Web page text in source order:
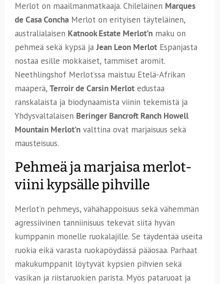
Merlot on maailmanmatkaaja. Chileläinen Marques
de Casa Concha Merlot on erityisen täyteläinen,
australialaisen Katnook Estate Merlot’n maku on
pehmeä sekä kypsä jaJean Leon Merlot Espanjasta
nostaa esille mokkaiset, tammiset aromit.
Neethlingshof Merlot’ssa maistuu Etelä-Afrikan
maaperä, Terroir de Carsin Merlot edustaa
ranskalaista ja biodynaamista viinin tekemistä ja
Yhdysvaltalaisen Beringer Bancroft Ranch Howell
Mountain Merlot’n valttina ovat marjaisuus sekä
mausteisuus.
Pehmeä ja marjaisa merlot-
viini kypsälle pihville
Merlot’n pehmeys, vähähappoisuus sekä vähemmän
agressiivinen tanniinisuus tekevät siitä hyvän
kumppanin monelle ruokalajille. Se täydentää useita
ruokia eikä varasta ruokapöydässä pääosaa. Parhaat
makukumppanit löytyvät kypsien pihvien sekä
vasikan ja riistaruokien parista. Myös pataruoat ja